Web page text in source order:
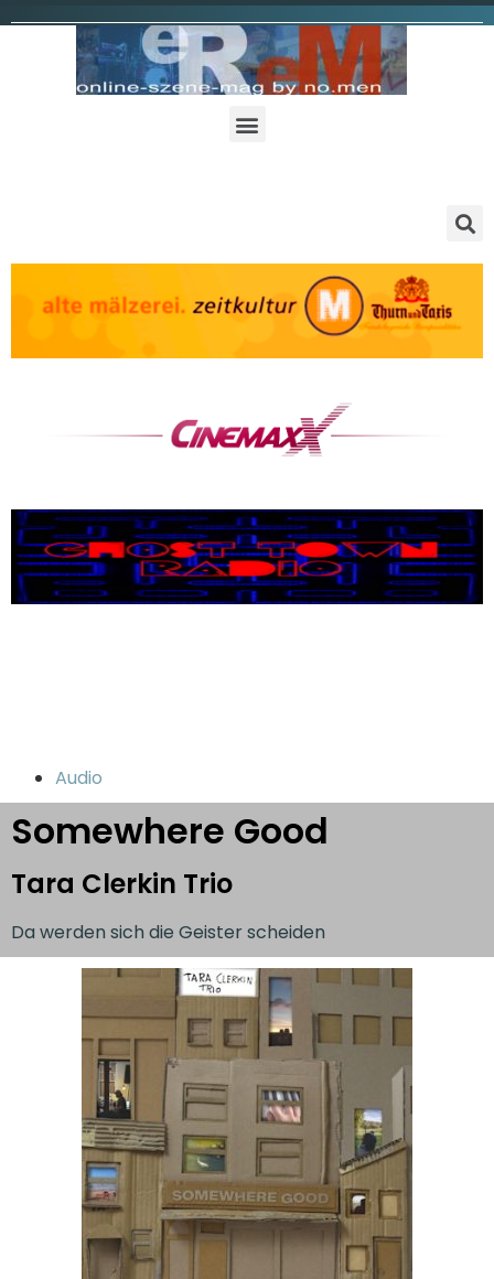
Audio
Somewhere Good
Tara Clerkin Trio
Da werden sich die Geister scheiden